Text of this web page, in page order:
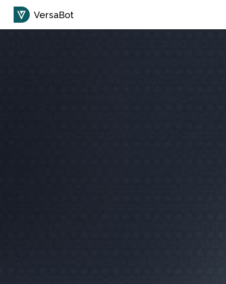
VersaBot